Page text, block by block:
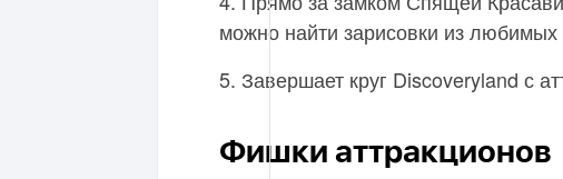
можно найти зарисовки из любимых
5. Завершает круг Discoveryland с
Фишки аттракционов